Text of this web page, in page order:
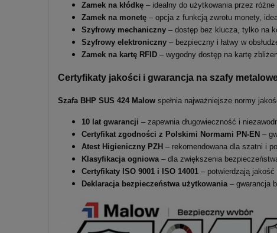
Zamek na kłódkę – idealny do użytkowania przez różne
Zamek na monetę – opcja z funkcją zwrotu monety,
Szyfrowy mechaniczny – dostęp bez klucza, tylko na
Szyfrowy elektroniczny – bezpieczny i łatwy w
Zamek na kartę RFID – wygodny dostęp na kartę
Certyfikaty jakości i gwarancja na szafy
Szafa BHP SUS 424 Malow spełnia najważniejsze normy
10 lat gwarancji – zapewnia długowieczność i
Certyfikat zgodności z Polskimi Normami PN-EN –
Atest Higieniczny PZH – rekomendowana dla szatni i
Klasyfikacja ogniowa– dla zwiększenia
Certyfikaty ISO 9001 i ISO 14001 – potwierdzają jakość
Deklaracja bezpieczeństwa użytkowania– gwarancja